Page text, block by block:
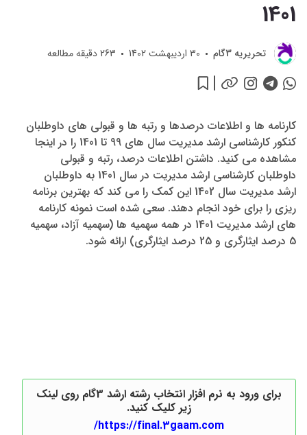
1401
تحريريه 3گام 30 اردیبهشت 1402 263دقیقه مطالعه
کارنامه ها و اطلاعات درصدها و رتبه ها و قبولی های داوطلبان
کنکور کارشناسی ارشد مدیریت سال های 99 تا 1401 را در اینجا
مشاهده می کنید. داشتن اطلاعات درصد، رتبه و قبولی
داوطلبان کارشناسی ارشد مدیریت در سال 1401 به داوطلبان
ارشد مدیریت سال 1402 این کمک را می کند که بهترین برنامه
ریزی را برای خود انجام دهند. سعی شده است نمونه کارنامه
های ارشد مدیریت 1401 در همه سهمیه ها (سهمیه آزاد، سهمیه
5 درصد ایثارگری و 25 درصد ایثارگری) ارائه شود.
برای ورود به نرم افزار انتخاب رشته ارشد 3گام روی لینک
زیر کلیک کنید.
https://final.3gaam.com/